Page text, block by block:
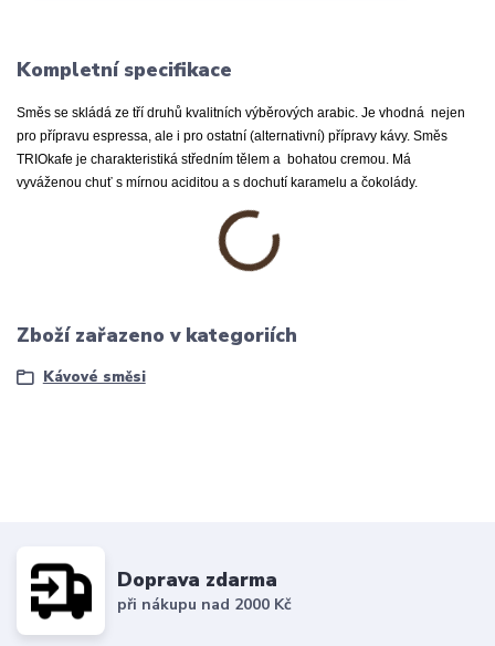
Kompletní specifikace
Směs se skládá ze tří druhů kvalitních výběrových arabic. Je vhodná nejen
pro přípravu espressa, ale i pro ostatní (alternativní) přípravy kávy. Směs
TRIOkafe je charakteristiká středním tělem a bohatou cremou. Má
vyváženou chuť s mírnou aciditou a s dochutí karamelu a čokolády.
Zboží zařazeno v kategoriích
Kávové směsi
Doprava zdarma
při nákupu nad 2000 Kč